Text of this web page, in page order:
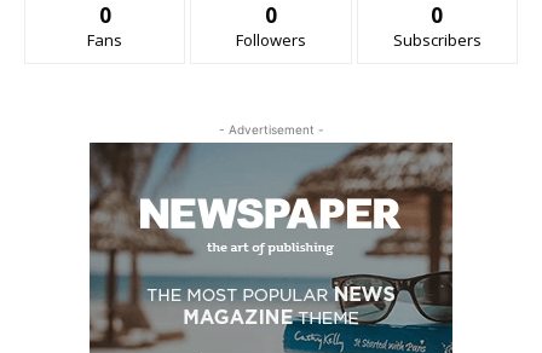
0
Fans
0
Followers
0
Subscribers
- Advertisement -